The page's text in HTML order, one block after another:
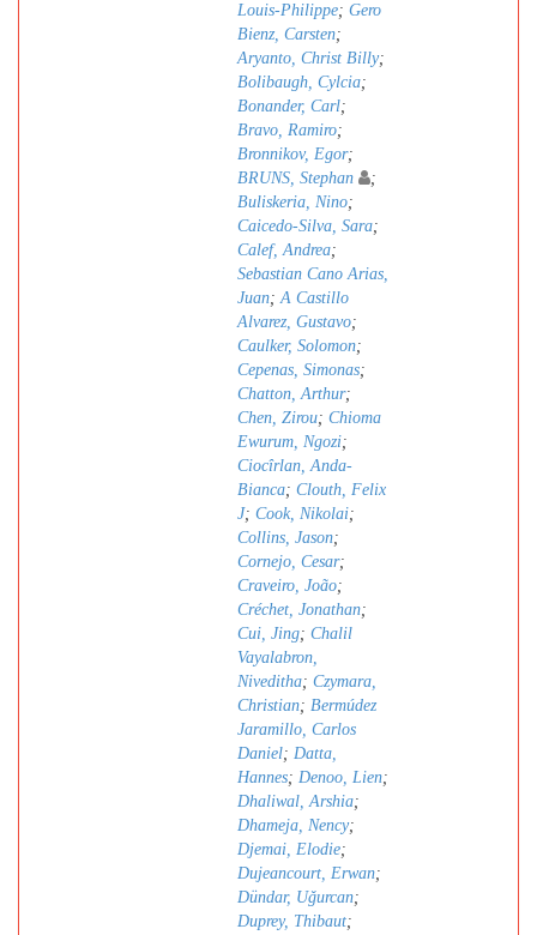
Louis-Philippe; Gero
Bienz, Carsten;
Aryanto, Christ Billy;
Bolibaugh, Cylcia;
Bonander, Carl;
Bravo, Ramiro;
Bronnikov, Egor;
BRUNS, Stephan
;
Buliskeria, Nino;
Caicedo-Silva, Sara;
Calef, Andrea;
Sebastian Cano Arias,
Juan;A Castillo
Alvarez, Gustavo;
Caulker, Solomon;
Cepenas, Simonas;
Chatton, Arthur;
Chen, Zirou; Chioma
Ewurum, Ngozi;
Ciocîrlan, Anda-
Bianca; Clouth, Felix
J; Cook, Nikolai;
Collins, Jason;
Cornejo, Cesar;
Craveiro, João;
Créchet, Jonathan;
Cui, Jing; Chalil
Vayalabron,
Niveditha; Czymara,
Christian; Bermúdez
Jaramillo, Carlos
Daniel; Datta,
Hannes; Denoo, Lien;
Dhaliwal, Arshia;
Dhameja, Nency;
Djemai, Elodie;
Dujeancourt, Erwan;
Dündar, Uǧurcan;
Duprey, Thibaut;